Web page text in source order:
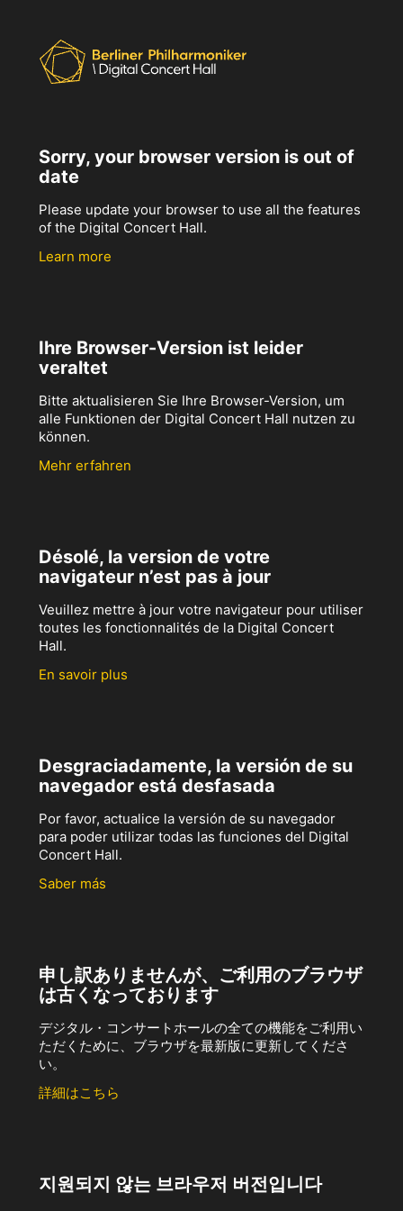
Sorry, your browser version is out of
date
Please update your browser to use all the features
of the Digital Concert Hall.
Learn more
Ihre Browser-Version ist leider
veraltet
Bitte aktualisieren Sie Ihre Browser-Version, um
alle Funktionen der Digital Concert Hall nutzen zu
können.
Mehr erfahren
Désolé, la version de votre
navigateur n’est pas à jour
Veuillez mettre à jour votre navigateur pour utiliser
toutes les fonctionnalités de la Digital Concert
Hall.
En savoir plus
Desgraciadamente, la versión de su
navegador está desfasada
Por favor, actualice la versión de su navegador
para poder utilizar todas las funciones del Digital
Concert Hall.
Saber más
申し訳ありませんが、ご利用のブラウザ
は古くなっております
デジタル・コンサートホールの全ての機能をご利用い
ただくために、ブラウザを最新版に更新してくださ
い。
詳細はこちら
지원되지 않는 브라우저 버전입니다